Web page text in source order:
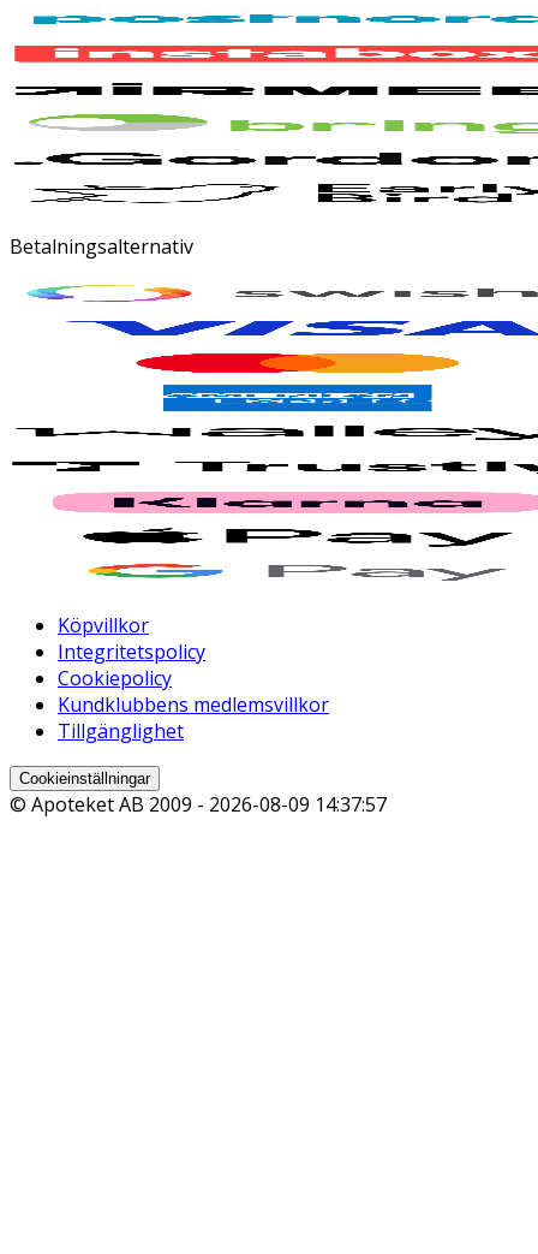
Betalningsalternativ
Köpvillkor
Integritetspolicy
Cookiepolicy
Kundklubbens medlemsvillkor
Tillgänglighet
Cookieinställningar
© Apoteket AB 2009 - 2026-08-09 14:37:57